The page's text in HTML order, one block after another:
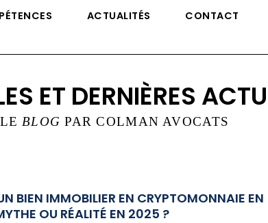
ACTUALITÉS CONTACT
ET DERNIÈRES
LE BLOGPAR COLMAN AVOCATS
BIEN IMMOBILIER EN CRYPTOMONNAIE EN
OU RÉALITÉ EN 2025 ?